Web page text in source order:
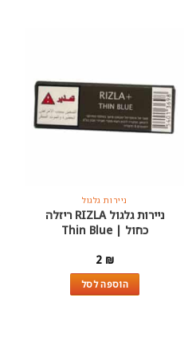
ניתן
לבחור
את
ניירות גלגול
ניירות גלגול RIZLA ריזלה
כחול | Thin Blue
2 ₪
הוספה לסל